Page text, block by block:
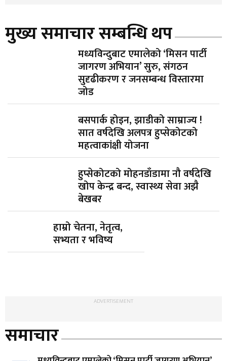
मुख्य समाचार सम्बन्धि थप
मध्यविन्दुबाट एमालेको ‘मिसन पार्टी
जागरण अभियान’ सुरु, संगठन
सुदृढीकरण र जनसम्बन्ध विस्तारमा
जोड
बसपार्क होइन, झाडीको साम्राज्य !
सात वर्षदेखि अलपत्र हुप्सेकोटको
महत्वाकांक्षी योजना
हुप्सेकोटको मोहनडाँडामा नौ वर्षदेखि
खोप केन्द्र बन्द, स्वास्थ्य सेवा अझै
बेखबर
हाम्रो चेतना, नेतृत्व,
सभ्यता र भविष्य
ADVERTISEMENT
समाचार